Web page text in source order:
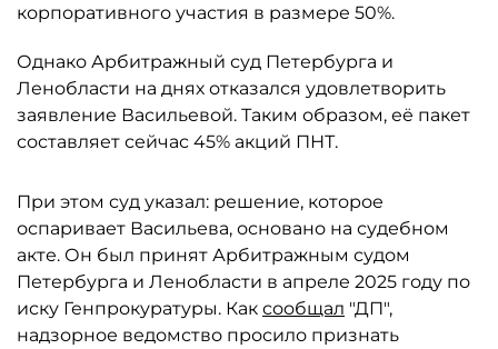
корпоративного участия в размере 50%.
Однако Арбитражный суд Петербурга и
Ленобласти на днях отказался удовлетворить
заявление Васильевой. Таким образом, её пакет
составляет сейчас 45% акций ПНТ.
При этом суд указал: решение, которое
оспаривает Васильева, основано на судебном
акте. Он был принят Арбитражным судом
Петербурга и Ленобласти в апреле 2025 году по
иску Генпрокуратуры. Как сообщал "ДП",
надзорное ведомство просило признать